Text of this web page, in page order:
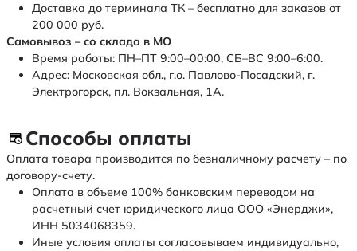
Доставка до терминала ТК – бесплатно для заказов от
200 000 руб.
Самовывоз – со склада в МО
Время работы: ПН–ПТ 9:00–00:00, СБ–ВС 9:00–6:00.
Адрес: Московская обл., г.о. Павлово-Посадский, г.
Электрогорск, пл. Вокзальная, 1А.
Способы оплаты
Оплата товара производится по безналичному расчету – по
договору-счету.
Оплата в объеме 100% банковским переводом на
расчетный счет юридического лица ООО «Энерджи»,
ИНН 5034068359.
Иные условия оплаты согласовываем индивидуально,